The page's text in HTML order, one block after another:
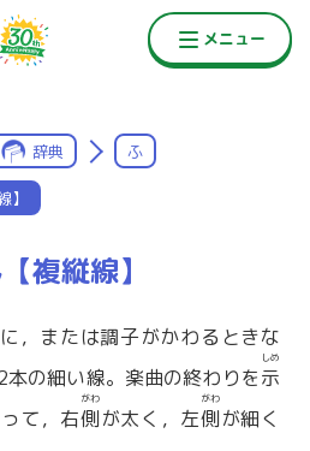
辞典 ふ
複縦線】
，または調子がかわるときな
の細い線。楽曲の終わりを示
しめ
て，右側
がわ
が太く，左側
がわ
が細く